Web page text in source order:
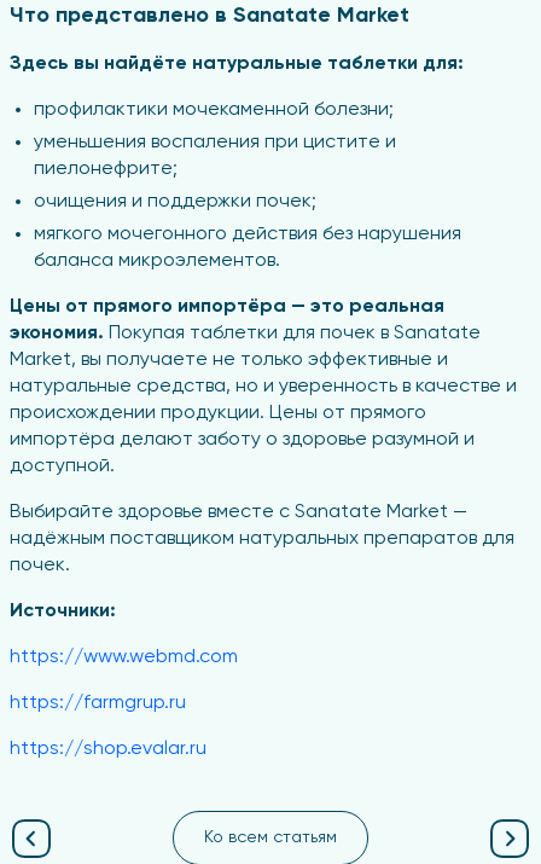
Что представлено в Sanatate Market
Здесь вы найдёте натуральные таблетки для:
профилактики мочекаменной болезни;
уменьшения воспаления при цистите и
пиелонефрите;
очищения и поддержки почек;
мягкого мочегонного действия без нарушения
баланса микроэлементов.
Цены от прямого импортёра — это реальная
экономия.
Покупая таблетки для почек в Sanatate
Market, вы получаете не только эффективные и
натуральные средства, но и уверенность в качестве и
происхождении продукции. Цены от прямого
импортёра делают заботу о здоровье разумной и
доступной.
Выбирайте здоровье вместе с Sanatate Market —
надёжным поставщиком натуральных препаратов для
почек.
Источники:
https://www.webmd.com
https://farmgrup.ru
https://shop.evalar.ru
Ко всем статьям